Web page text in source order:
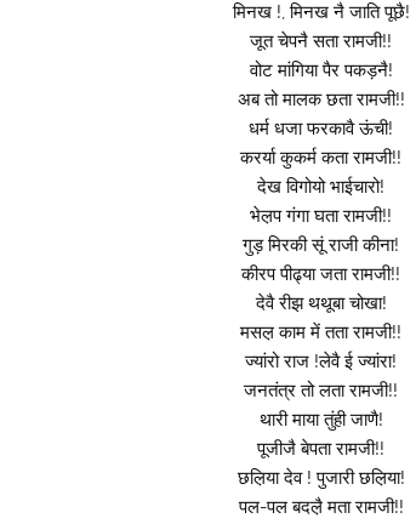
मिनख !, मिनख नै जाति पूछै!
जूत चेपनै सता रामजी!!
वोट मांगिया पैर पकड़नै!
अब तो मालक छता रामजी!!
धर्म धजा फरकावै ऊंची!
करर्या कुकर्म कता रामजी!!
देख विगोयो भाईचारो!
भेल़प गंगा घता रामजी!!
गुड़ मिरकी सूं राजी कीना!
कीरप पीढ्या जता रामजी!!
देवै रीझ थथूबा चोखा!
मसल़ काम में तता रामजी!!
ज्यांरो राज !लेवै ई ज्यांरा!
जनतंत्र तो लता रामजी!!
थारी माया तुंही जाणै!
पूजीजै बेपता रामजी!!
छल़िया देव ! पुजारी छल़िया!
पल-पल बदल़ै मता रामजी!!